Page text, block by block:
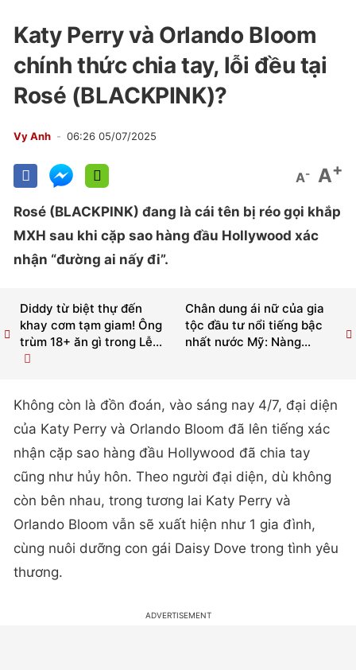
Katy Perry và Orlando Bloom
chính thức chia tay, lỗi đều tại
Rosé (BLACKPINK)?
Vy Anh 06:26 05/07/2025
A- A+
Rosé (BLACKPINK) đang là cái tên bị réo gọi khắp
MXH sau khi cặp sao hàng đầu Hollywood xác
nhận “đường ai nấy đi”.
Chân dung ái nữ của gia
tộc đầu tư nổi tiếng bậc
nhất nước Mỹ: Nàng...
Diddy từ biệt thự đến
khay cơm tạm giam! Ông
trùm 18+ ăn gì trong Lễ...
Không còn là đồn đoán, vào sáng nay 4/7, đại diện
của Katy Perry và Orlando Bloom đã lên tiếng xác
nhận cặp sao hàng đầu Hollywood đã chia tay
cũng như hủy hôn. Theo người đại diện, dù không
còn bên nhau, trong tương lai Katy Perry và
Orlando Bloom vẫn sẽ xuất hiện như 1 gia đình,
cùng nuôi dưỡng con gái Daisy Dove trong tình yêu
thương.